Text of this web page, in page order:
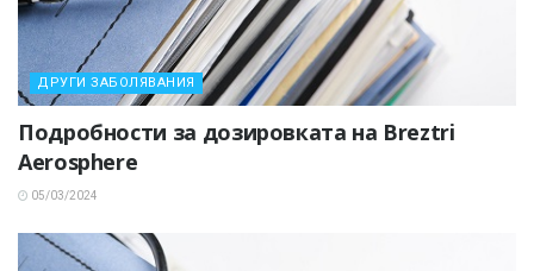
ДРУГИ ЗАБОЛЯВАНИЯ
Подробности за дозировката на Breztri
Aerosphere
05/03/2024